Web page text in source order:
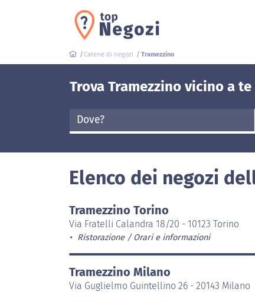
Catene di negozi Tramezzino
Trova Tramezzino vicino a te
Dove?
Elenco dei negozi
Tramezzino Torino
Via Fratelli Calandra 18/20 - 10123 Torino
Ristorazione Orari e informazioni
Tramezzino Milano
Via Guglielmo Guintellino 26 - 20143 Milano